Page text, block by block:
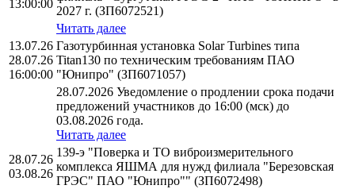
13:00:00
2027 г. (ЗП6072521)
Читать далее
13.07.26
28.07.26
16:00:00
Газотурбинная установка Solar Turbines типа
Titan130 по техническим требованиям ПАО
"Юнипро" (ЗП6071057)
28.07.2026 Уведомление о продлении срока подачи
предложений участников до 16:00 (мск) до
03.08.2026 года.
Читать далее
28.07.26
03.08.26
139-э "Поверка и ТО виброизмерительного
комплекса ЯШМА для нужд филиала "Березовская
ГРЭС" ПАО "Юнипро"" (ЗП6072498)